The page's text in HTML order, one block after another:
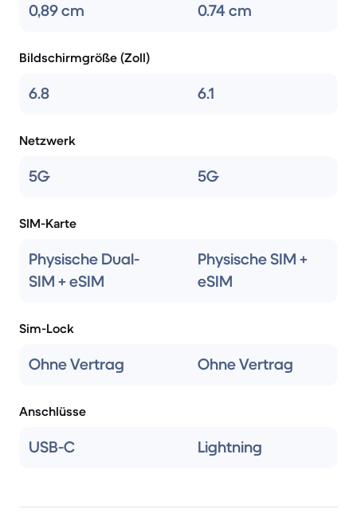
0,89 cm 0.74 cm
Bildschirmgröße (Zoll)
6.8 6.1
Netzwerk
5G 5G
SIM-Karte
Physische Dual-
SIM + eSIM
Physische SIM +
eSIM
Sim-Lock
Ohne Vertrag Ohne Vertrag
Anschlüsse
USB-C Lightning